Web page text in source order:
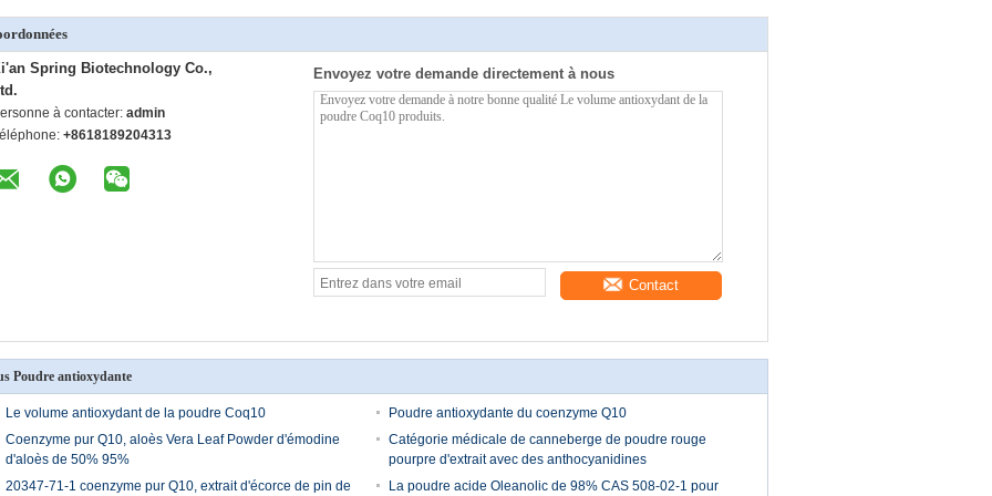
Spring Biotechnology Co.,
à contacter: admin
+8618189204313
Envoyez votre demande directement à nous
Contact
Poudre antioxydante
Le volume antioxydant de la poudre Coq10
Poudre antioxydante du coenzyme Q10
Coenzyme pur Q10, aloès Vera Leaf Powder d'émodine
d'aloès de 50% 95%
Catégorie médicale de canneberge de poudre rouge
pourpre d'extrait avec des anthocyanidines
20347-71-1 coenzyme pur Q10, extrait d'écorce de pin de
La poudre acide Oleanolic de 98% CAS 508-02-1 pour